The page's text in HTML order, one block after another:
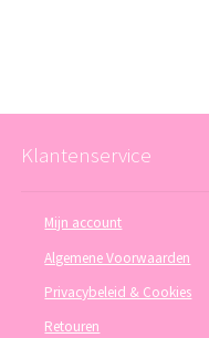
Klantenservice
Mijn account
Algemene Voorwaarden
Privacybeleid & Cookies
Retouren